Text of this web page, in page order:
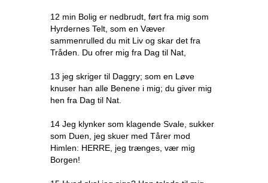
12 min Bolig er nedbrudt, ført fra mig som
Hyrdernes Telt, som en Væver
sammenrulled du mit Liv og skar det fra
Tråden. Du ofrer mig fra Dag til Nat,
13 jeg skriger til Daggry; som en Løve
knuser han alle Benene i mig; du giver mig
hen fra Dag til Nat.
14 Jeg klynker som klagende Svale, sukker
som Duen, jeg skuer med Tårer mod
Himlen: HERRE, jeg trænges, vær mig
Borgen!